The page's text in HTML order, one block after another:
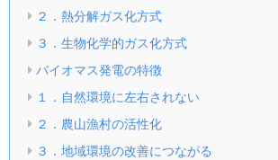
２．熱分解ガス化方式
３．生物化学的ガス化方式
バイオマス発電の特徴
１．自然環境に左右されない
２．農山漁村の活性化
３．地域環境の改善につながる